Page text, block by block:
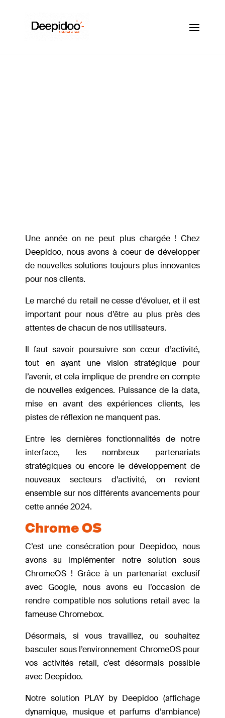
Une année on ne peut plus chargée ! Chez
Deepidoo, nous avons à coeur de développer
de nouvelles solutions toujours plus innovantes
pour nos clients.
Le marché du retail ne cesse d’évoluer, et il est
important pour nous d’être au plus près des
attentes de chacun de nos utilisateurs.
Il faut savoir poursuivre son cœur d’activité,
tout en ayant une vision stratégique pour
l’avenir, et cela implique de prendre en compte
de nouvelles exigences. Puissance de la data,
mise en avant des expériences clients, les
pistes de réflexion ne manquent pas.
Entre les dernières fonctionnalités de notre
interface, les nombreux partenariats
stratégiques ou encore le développement de
nouveaux secteurs d’activité, on revient
ensemble sur nos différents avancements pour
cette année 2024.
Chrome OS
C’est une consécration pour Deepidoo, nous
avons su implémenter notre solution sous
ChromeOS ! Grâce à un partenariat exclusif
avec Google, nous avons eu l’occasion de
rendre compatible nos solutions retail avec la
fameuse Chromebox.
Désormais, si vous travaillez, ou souhaitez
basculer sous l’environnement ChromeOS pour
vos activités retail, c’est désormais possible
avec Deepidoo.
Notre solution PLAY by Deepidoo (affichage
dynamique, musique et parfums d’ambiance)